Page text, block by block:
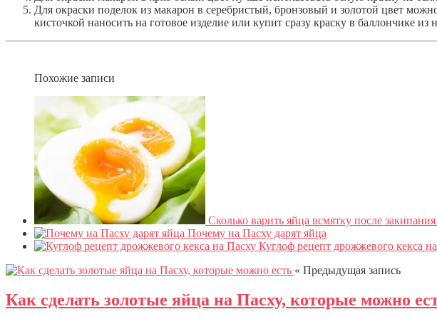
Для окраски поделок из макарон в серебристый, бронзовый и золотой цвет
кисточкой наносить на готовое изделие или купит сразу краску в баллончике из
Похожие записи
Сколько варить яйца всмятку после
Почему на Пасху дарят яйца
Куглоф рецепт дрожжевого кекса
« Предыдущая запись
Как сделать золотые яйца на Пасху, которые можно